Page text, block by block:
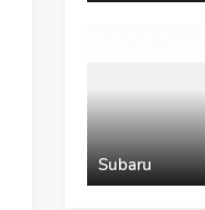
Subaru